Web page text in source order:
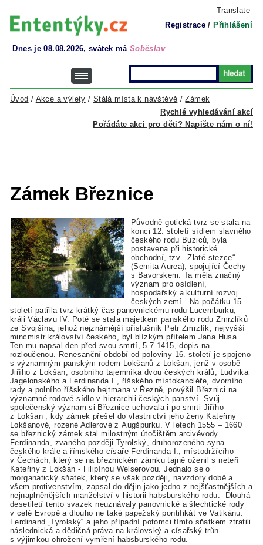
Translate
Registrace / Přihlášení
Dnes je 08.08.2026, svátek má Soběslav
Rychlé vyhledávání akcí
Úvod / Akce a výlety / Stálá místa k návštěvě /Zámek
Pořádáte akci pro děti? Napište nám o ní!
Zámek Březnice
Původně gotická tvrz se stala na
konci 12. století sídlem slavného
českého rodu Buziců, byla
postavena při historické
obchodní, tzv. „Zlaté stezce“
(Semita Aurea), spojující Čechy
s Bavorskem. Ta měla značný
význam pro osídlení,
hospodářský a kulturní rozvoj
českých zemí. Na počátku 15.
století patřila tvrz krátký čas panovnickému rodu Lucemburků,
králi Václavu IV. Poté se stala majetkem panského rodu Zmrzlíků
ze Svojšína, jehož nejznámější příslušník Petr Zmrzlík, nejvyšší
mincmistr království českého, byl blízkým přítelem Jana Husa.
Ten mu napsal den před svou smrtí, 5.7.1415, dopis na
rozloučenou. Renesanční období od poloviny 16. století je spojeno
s významným panským rodem Lokšanů z Lokšan, jenž v osobě
Jiřího z Lokšan, osobního tajemníka dvou českých králů, Ludvíka
Jagelonského a Ferdinanda I., říšského místokancléře, dvorního
rady a polního říšského hejtmana v Řezně, povýšil Březnici na
významné rodové sídlo v hierarchii českých panství. Svůj
společenský význam si Březnice uchovala i po smrti Jiřího
z Lokšan , kdy zámek přešel do vlastnictví jeho ženy Kateřiny
Lokšanové, rozené Adlerové z Augšpurku. V letech 1555 – 1660
se březnický zámek stal milostným útočištěm arcivévody
Ferdinanda, zvaného později Tyrolský, druhorozeného syna
českého krále a římského císaře Ferdinanda I., místodržícího
v Čechách, který se na březnickém zámku tajně oženil s neteří
Kateřiny z Lokšan - Filipínou Welserovou. Jednalo se o
morganatický sňatek, který se však později, navzdory době a
všem protivenstvím, zapsal do dějin jako jedno z nejšťastnějších a
nejnaplněnějších manželství v historii habsburského rodu. Dlouhá
desetiletí tento svazek neuznávaly panovnické a šlechtické rody
v celé Evropě a dlouho ne také papežský pontifikát ve Vatikánu.
Ferdinand „Tyrolský“ a jeho případní potomci tímto sňatkem ztratili
následnická a dědičná práva na královský a císařský trůn
s výjimkou ohrožení vymření habsburského rodu.